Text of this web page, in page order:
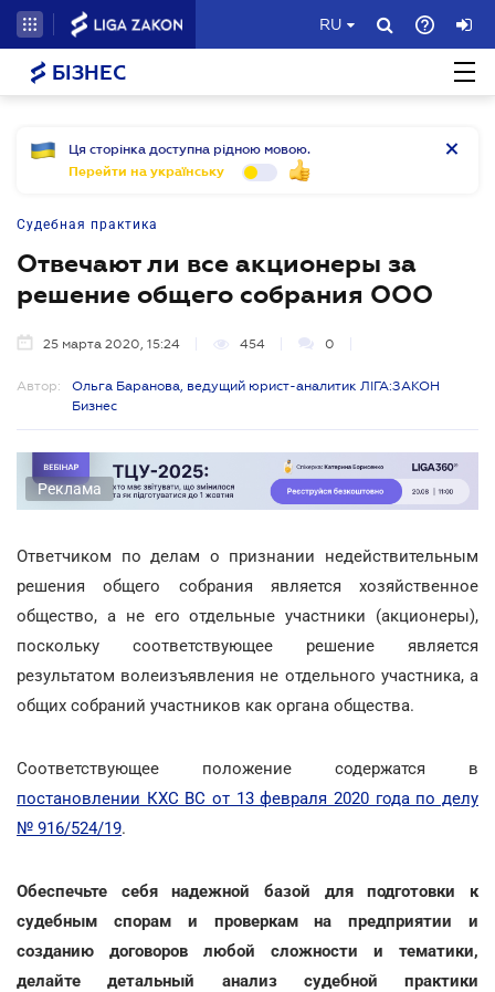
RU
БІЗНЕС
Ця сторінка доступна рідною мовою.
Перейти на українську
Судебная практика
Отвечают ли все акционеры за
решение общего собрания ООО
25 марта 2020, 15:24 454 0
Автор:
Ольга Баранова, ведущий юрист-аналитик ЛІГА:ЗАКОН
Бизнес
Реклама
Ответчиком по делам о признании недействительным
решения общего собрания является хозяйственное
общество, а не его отдельные участники (акционеры),
поскольку соответствующее решение является
результатом волеизъявления не отдельного участника, а
общих собраний участников как органа общества.
Соответствующее положение содержатся в
постановлении КХС ВС от 13 февраля 2020 года по делу
№ 916/524/19.
Обеспечьте себя надежной базой для подготовки к
судебным спорам и проверкам на предприятии и
созданию договоров любой сложности и тематики,
делайте детальный анализ судебной практики